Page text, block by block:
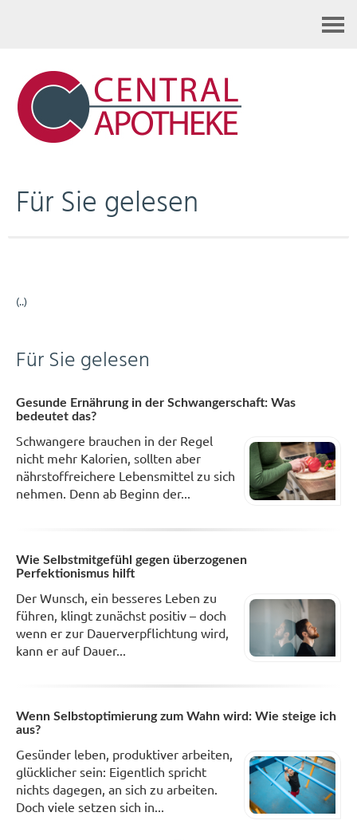
Für Sie gelesen
(..)
Für Sie gelesen
Gesunde Ernährung in der Schwangerschaft: Was
bedeutet das?
Schwangere brauchen in der Regel
nicht mehr Kalorien, sollten aber
nährstoffreichere Lebensmittel zu sich
nehmen. Denn ab Beginn der...
Wie Selbstmitgefühl gegen überzogenen
Perfektionismus hilft
Der Wunsch, ein besseres Leben zu
führen, klingt zunächst positiv – doch
wenn er zur Dauerverpflichtung wird,
kann er auf Dauer...
Wenn Selbstoptimierung zum Wahn wird: Wie steige ich
aus?
Gesünder leben, produktiver arbeiten,
glücklicher sein: Eigentlich spricht
nichts dagegen, an sich zu arbeiten.
Doch viele setzen sich in...